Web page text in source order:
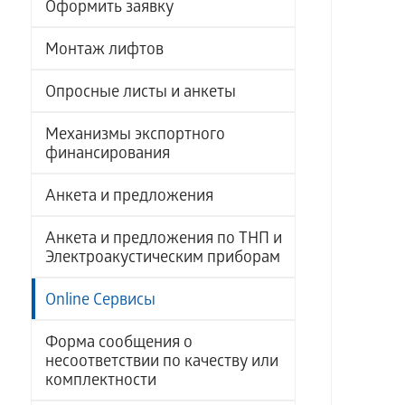
Оформить заявку
Монтаж лифтов
Опросные листы и анкеты
Механизмы экспортного
финансирования
Анкета и предложения
Анкета и предложения по ТНП и
Электроакустическим приборам
Online Сервисы
Форма сообщения о
несоответствии по качеству или
комплектности